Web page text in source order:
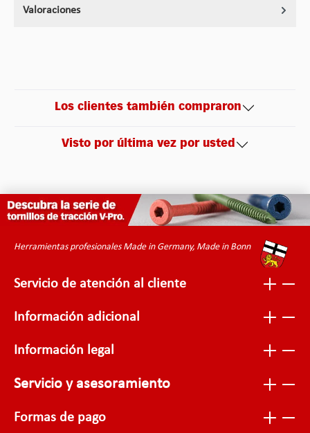
Valoraciones
Los clientes también compraron
Visto por última vez por usted
Herramientas profesionales Made in Germany, Made in Bonn
Servicio de atención al cliente
Información adicional
Información legal
Servicio y asesoramiento
Formas de pago